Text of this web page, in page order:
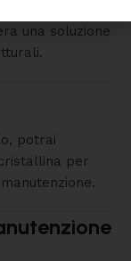
una soluzione
potrai
per